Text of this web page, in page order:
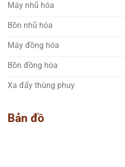
Máy nhũ hóa
Bồn nhũ hóa
Máy đồng hóa
Bồn đồng hóa
Xa đẩy thùng phuy
Bản đồ